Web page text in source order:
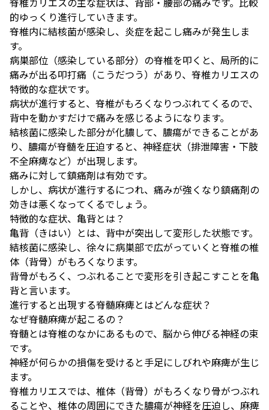
的ゆっくり進行していきます。
脊椎内に結核菌が感染し、炎症を起こし痛みが発生しま
す。
病巣部位（感染している部分）の脊椎を叩くと、局所的に
痛みが出る叩打痛（こうだつう）があり、脊椎カリエスの
特徴的な症状です。
病状が進行すると、脊椎がもろくなりつぶれてくるので、
背中を動かすだけで痛みを感じるようになります。
結核菌に感染した部分が化膿して、膿瘍ができることがあ
り、膿瘍が脊髄を圧迫すると、神経症状（排泄障害・下肢
不全麻痺など）が出現します。
痛みに対して鎮痛剤は有効です。
しかし、病状が進行するにつれ、痛みが強くなり鎮痛剤の
効きは悪くなってくるでしょう。
特徴的な症状、亀背とは？
亀背（きはい）とは、背中が突出して変形した状態です。
結核菌に感染し、徐々に病巣部で広がっていくと脊椎の椎
体（背骨）がもろくなります。
背骨がもろく、つぶれることで変形を引き起こすことを亀
背と言います。
進行すると出現する脊髄麻痺とはどんな症状？
なぜ脊髄麻痺が起こるの？
脊髄とは脊椎のなかにあるもので、脳から伸びる神経の束
です。
神経が何らかの損傷を受けると手足にしびれや麻痺が生じ
ます。
脊椎カリエスでは、椎体（背骨）がもろくなり骨がつぶれ
ることや、椎体の周囲にできた膿瘍が神経を圧迫し、麻痺